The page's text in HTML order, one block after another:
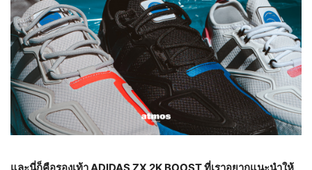
และนี่ก็คือรองเท้า ADIDAS ZX 2K BOOST ที่เราอยากแนะนำให้